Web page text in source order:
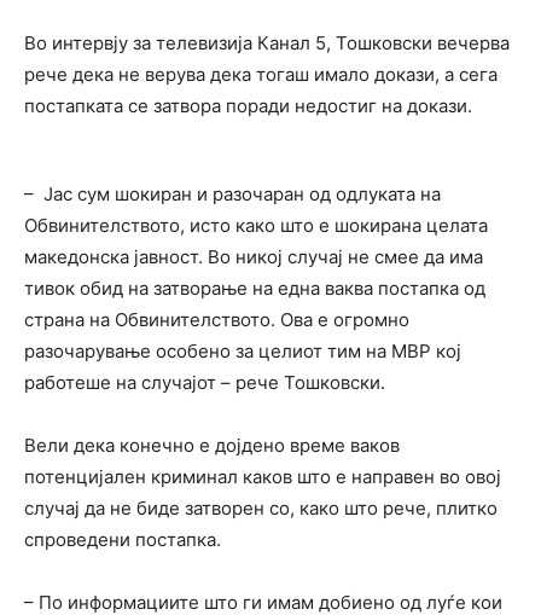
Во интервју за телевизија Канал 5, Тошковски вечерва
рече дека не верува дека тогаш имало докази, а сега
постапката се затвора поради недостиг на докази.
– Јас сум шокиран и разочаран од одлуката на
Обвинителството, исто како што е шокирана целата
македонска јавност. Во никој случај не смее да има
тивок обид на затворање на една ваква постапка од
страна на Обвинителството. Ова е огромно
разочарување особено за целиот тим на МВР кој
работеше на случајот – рече Тошковски.
Вели дека конечно е дојдено време ваков
потенцијален криминал каков што е направен во овој
случај да не биде затворен со, како што рече, плитко
спроведени постапка.
– По информациите што ги имам добиено од луѓе кои